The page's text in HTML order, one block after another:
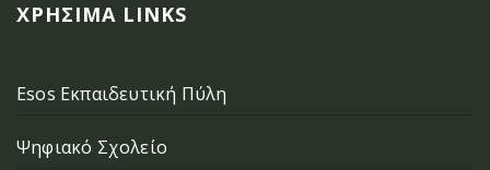
ΧΡΉΣΙΜΑ LINKS
Esos Εκπαιδευτική Πύλη
Ψηφιακό Σχολείο